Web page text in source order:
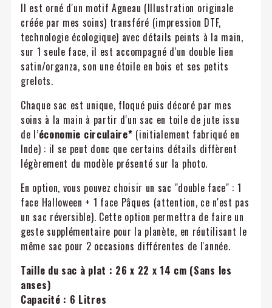
Il est orné d'un motif Agneau (Illustration originale
créée par mes soins) transféré (impression DTF,
technologie écologique) avec détails peints à la main,
sur 1 seule face, il est accompagné d'un double lien
satin/organza, son une étoile en bois et ses petits
grelots.
Chaque sac est unique, floqué puis décoré par mes
soins à la main à partir d'un sac en toile de jute issu
de l’économie circulaire* (initialement fabriqué en
Inde) : il se peut donc que certains détails diffèrent
légèrement du modèle présenté sur la photo.
En option, vous pouvez choisir un sac "double face" : 1
face Halloween + 1 face Pâques (attention, ce n'est pas
un sac réversible). Cette option permettra de faire un
geste supplémentaire pour la planète, en réutilisant le
même sac pour 2 occasions différentes de l'année.
Taille du sac à plat : 26 x 22 x 14 cm (Sans les
anses)
Capacité : 6 Litres